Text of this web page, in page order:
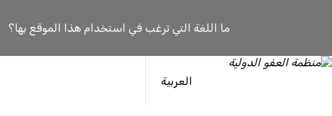
ما اللغة التي ترغب في استخدام هذا الموقع بها؟
العربية